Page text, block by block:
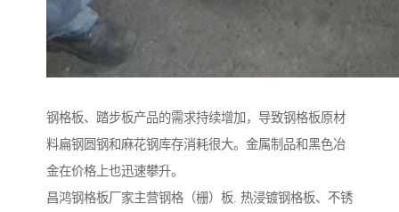
钢格板、踏步板产品的需求持续增加，导致钢格板原材
料扁钢圆钢和麻花钢库存消耗很大。金属制品和黑色冶
金在价格上也迅速攀升。
昌鸿钢格板厂家主营钢格（栅）板. 热浸镀钢格板、不锈